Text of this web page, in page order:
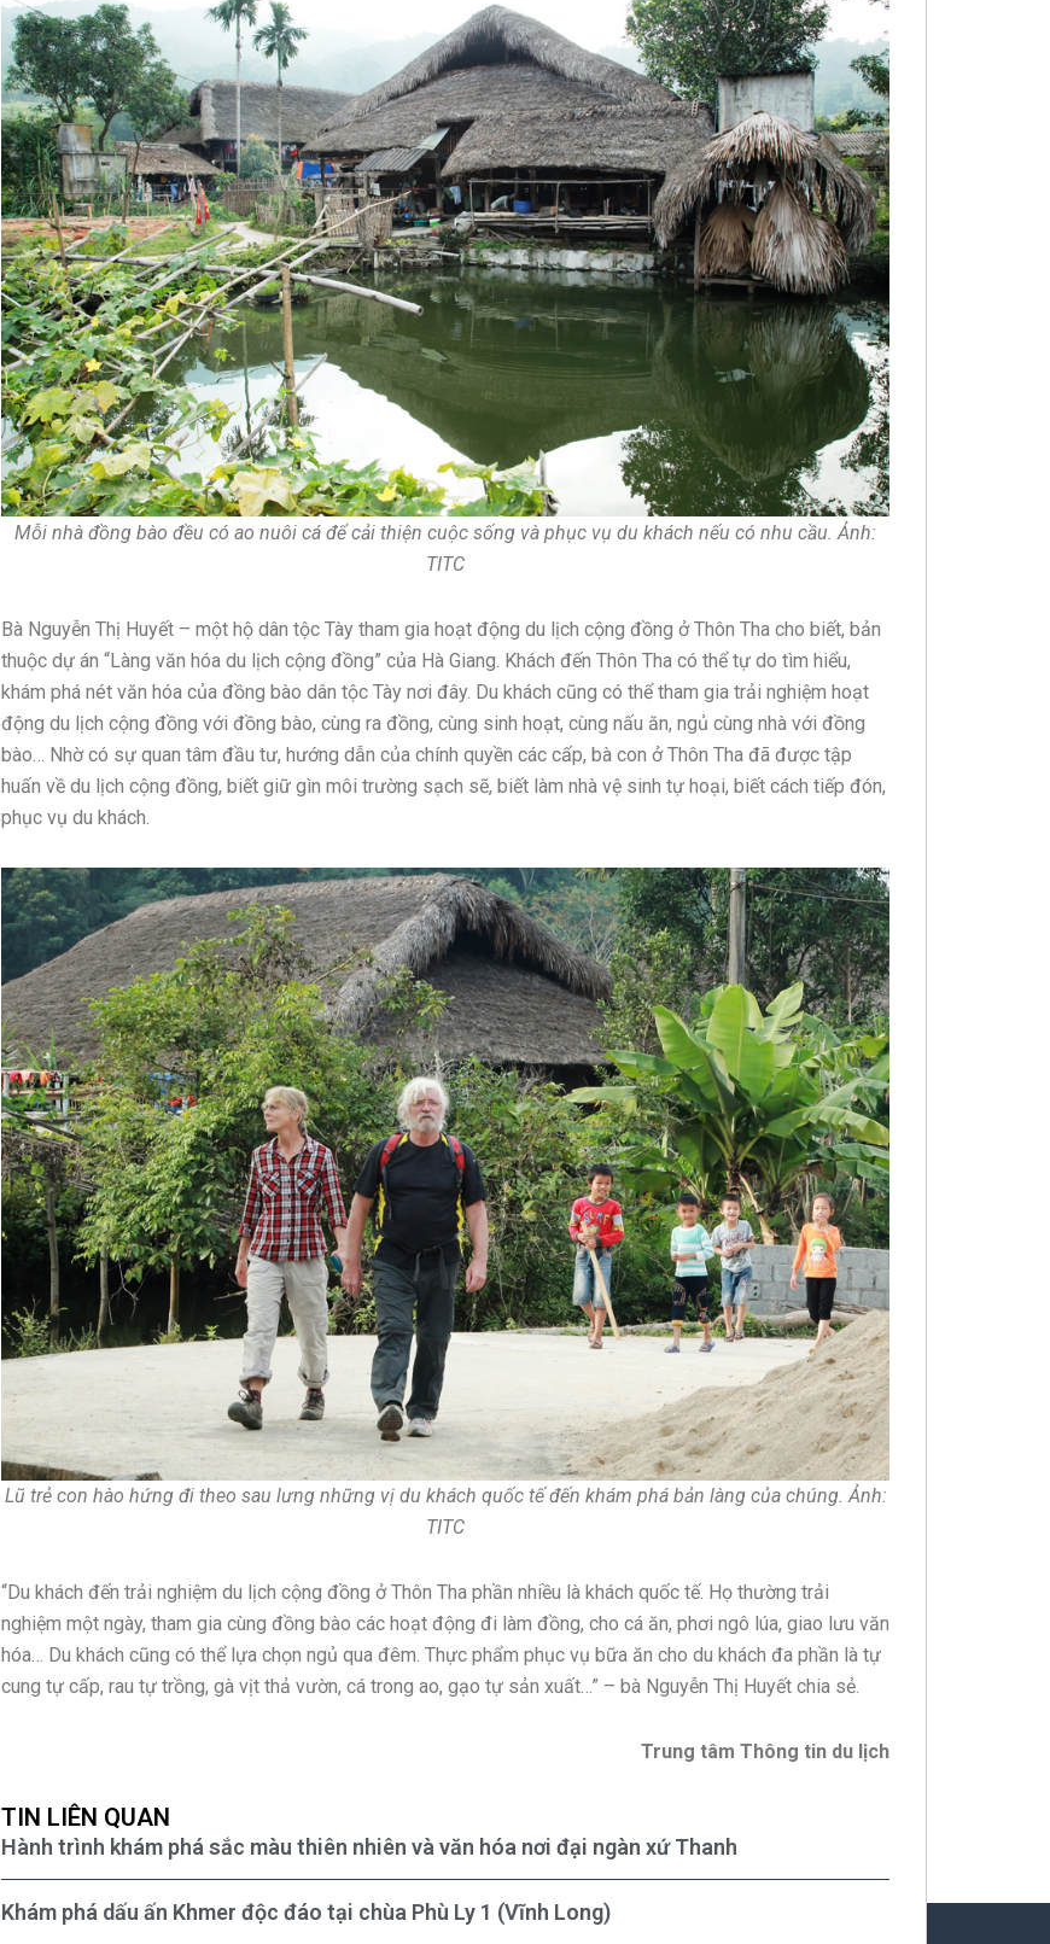
Mỗi nhà đồng bào đều có ao nuôi cá để cải thiện cuộc sống và phục vụ du khách nếu có nhu cầu. Ảnh:
TITC
Bà Nguyễn Thị Huyết – một hộ dân tộc Tày tham gia hoạt động du lịch cộng đồng ở Thôn Tha cho biết, bản
thuộc dự án “Làng văn hóa du lịch cộng đồng” của Hà Giang. Khách đến Thôn Tha có thể tự do tìm hiểu,
khám phá nét văn hóa của đồng bào dân tộc Tày nơi đây. Du khách cũng có thể tham gia trải nghiệm hoạt
động du lịch cộng đồng với đồng bào, cùng ra đồng, cùng sinh hoạt, cùng nấu ăn, ngủ cùng nhà với đồng
bào… Nhờ có sự quan tâm đầu tư, hướng dẫn của chính quyền các cấp, bà con ở Thôn Tha đã được tập
huấn về du lịch cộng đồng, biết giữ gìn môi trường sạch sẽ, biết làm nhà vệ sinh tự hoại, biết cách tiếp đón,
phục vụ du khách.
Lũ trẻ con hào hứng đi theo sau lưng những vị du khách quốc tế đến khám phá bản làng của chúng. Ảnh:
TITC
“Du khách đến trải nghiệm du lịch cộng đồng ở Thôn Tha phần nhiều là khách quốc tế. Họ thường trải
nghiệm một ngày, tham gia cùng đồng bào các hoạt động đi làm đồng, cho cá ăn, phơi ngô lúa, giao lưu văn
hóa… Du khách cũng có thể lựa chọn ngủ qua đêm. Thực phẩm phục vụ bữa ăn cho du khách đa phần là tự
cung tự cấp, rau tự trồng, gà vịt thả vườn, cá trong ao, gạo tự sản xuất…” – bà Nguyễn Thị Huyết chia sẻ.
Trung tâm Thông tin du lịch
TIN LIÊN QUAN
Hành trình khám phá sắc màu thiên nhiên và văn hóa nơi đại ngàn xứ Thanh
Khám phá dấu ấn Khmer độc đáo tại chùa Phù Ly 1 (Vĩnh Long)